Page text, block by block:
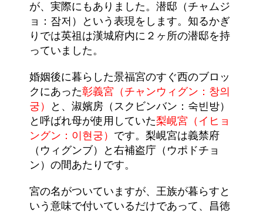
が、実際にもありました。潜邸（チャムジ
ョ：잠저）という表現をします。知るかぎ
りでは英祖は漢城府内に２ヶ所の潜邸を持
っていました。
婚姻後に暮らした景福宮のすぐ西のブロッ
クにあった彰義宮（チャンウィグン：창의
궁）
と、淑嬪房（スクビンバン：숙빈방）
と呼ばれ母が使用していた梨峴宮（イヒョ
ングン：이현궁） です。梨峴宮は義禁府
（ウィグンブ）と右補盗庁（ウポドチョ
ン）の間あたりです。
宮の名がついていますが、王族が暮らすと
いう意味で付いているだけであって、昌徳